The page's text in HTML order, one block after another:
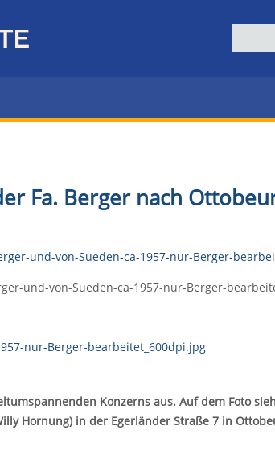
Fa. Berger nach
und-von-Sueden-ca-1957-nur-Berger-
Konzerns aus. Auf dem Foto
Hornung) in der Egerländer Straße 7 in